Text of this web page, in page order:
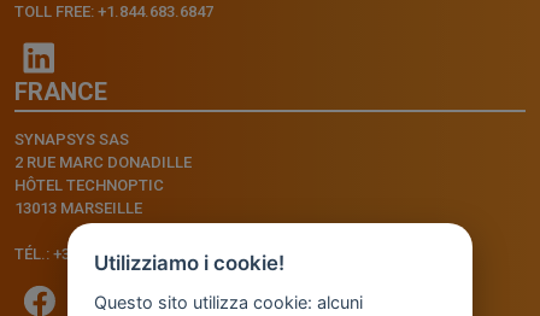
TOLL FREE: +1.844.683.6847
FRANCE
SYNAPSYS SAS
2 RUE MARC DONADILLE
HÔTEL TECHNOPTIC
13013 MARSEILLE
TÉL.: +33.4.91.11.75.75Utilizziamo i cookie!
Questo sito utilizza cookie: alcuni